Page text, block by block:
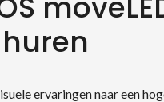
huren
ervaringen naar een